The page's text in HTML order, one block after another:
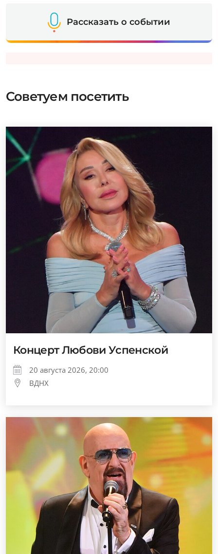
Рассказать о событии
Советуем посетить
Концерт Любови Успенской
20 августа 2026, 20:00
ВДНХ